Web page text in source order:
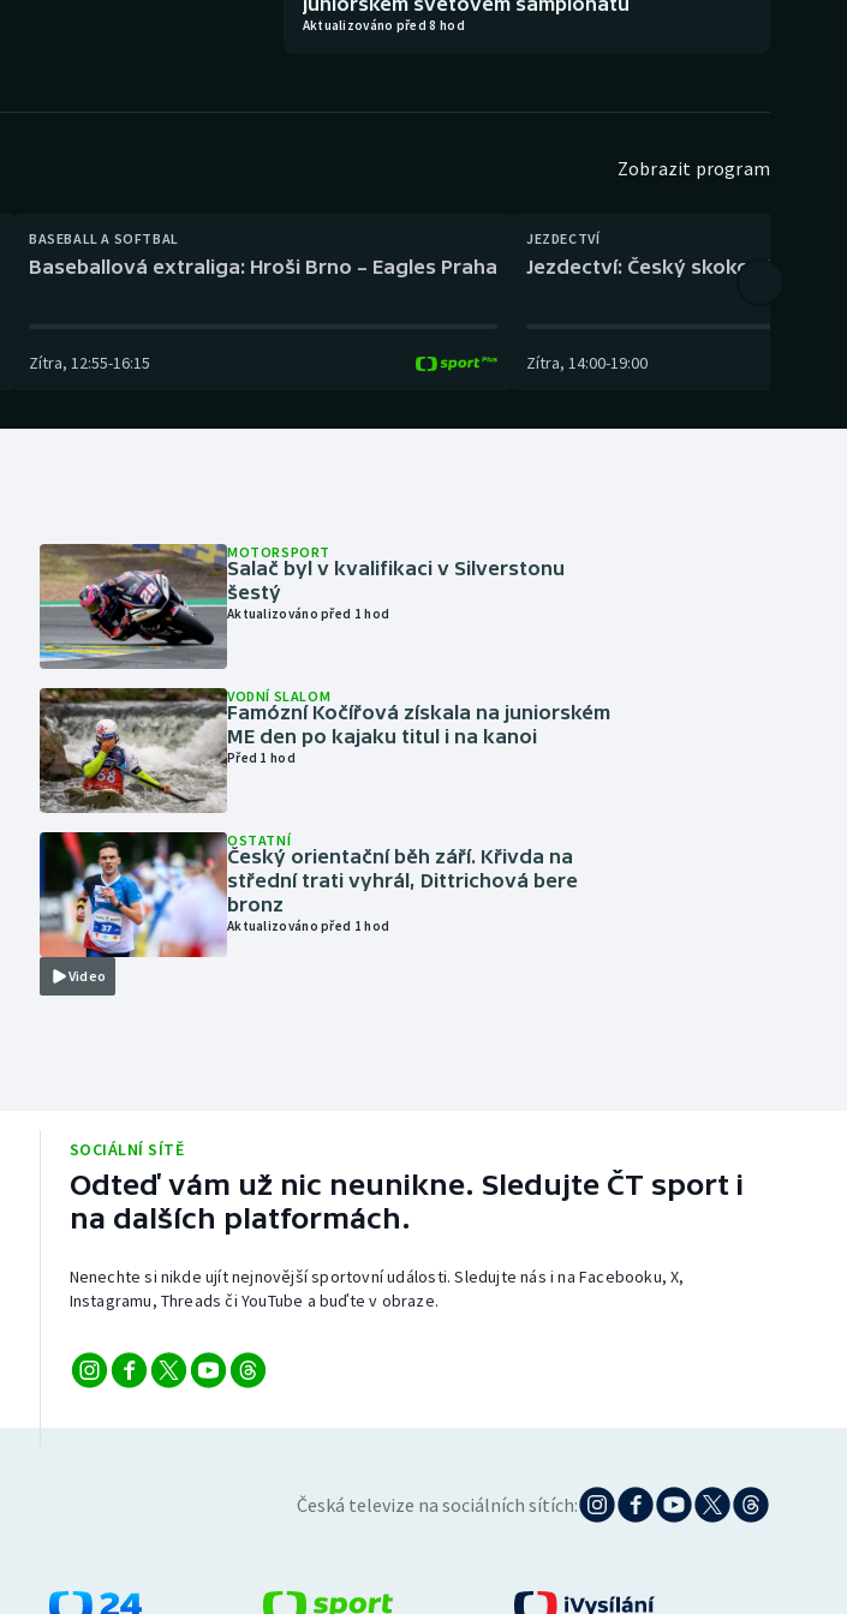
Ostatní
Aktualizováno před 8 hod
Zobrazit program
BASEBALL A SOFTBAL
Baseballová extraliga: Hroši Brno – Eagles Praha
Zítra, 12:55-16:15
JEZDECTVÍ
Jezdectví: Český skokový pohár
Zítra, 14:00-19:00
MOTORSPORT
Salač byl v kvalifikaci v Silverstonu
šestý
Aktualizováno před 1 hod
VODNÍ SLALOM
Famózní Kočířová získala na juniorském
ME den po kajaku titul i na kanoi
Před 1 hod
Video
OSTATNÍ
Český orientační běh září. Křivda na
střední trati vyhrál, Dittrichová bere
bronz
Aktualizováno před 1 hod
SOCIÁLNÍ SÍTĚ
Odteď vám už nic neunikne. Sledujte ČT sport i
na dalších platformách.
Nenechte si nikde ujít nejnovější sportovní události. Sledujte nás i na Facebooku, X,
Instagramu, Threads či YouTube a buďte v obraze.
Česká televize na sociálních sítích: